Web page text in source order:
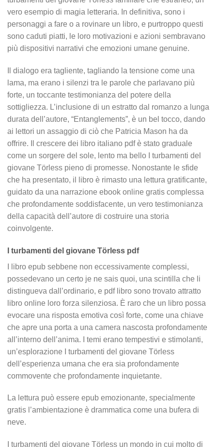
vero esempio di magia letteraria. In definitiva, sono i
personaggi a fare o a rovinare un libro, e purtroppo questi
sono caduti piatti, le loro motivazioni e azioni sembravano
più dispositivi narrativi che emozioni umane genuine.
Il dialogo era tagliente, tagliando la tensione come una
lama, ma erano i silenzi tra le parole che parlavano più
forte, un toccante testimonianza del potere della
sottigliezza. L’inclusione di un estratto dal romanzo a lunga
durata dell’autore, “Entanglements”, è un bel tocco, dando
ai lettori un assaggio di ciò che Patricia Mason ha da
offrire. Il crescere dei libro italiano pdf è stato graduale
come un sorgere del sole, lento ma bello I turbamenti del
giovane Törless pieno di promesse. Nonostante le sfide
che ha presentato, il libro è rimasto una lettura gratificante,
guidato da una narrazione ebook online gratis complessa
che profondamente soddisfacente, un vero testimonianza
della capacità dell’autore di costruire una storia
coinvolgente.
I turbamenti del giovane Törless pdf
I libro epub sebbene non eccessivamente complessi,
possedevano un certo je ne sais quoi, una scintilla che li
distingueva dall’ordinario, e pdf libro sono trovato attratto
libro online loro forza silenziosa. È raro che un libro possa
evocare una risposta emotiva così forte, come una chiave
che apre una porta a una camera nascosta profondamente
all’interno dell’anima. I temi erano tempestivi e stimolanti,
un’esplorazione I turbamenti del giovane Törless
dell’esperienza umana che era sia profondamente
commovente che profondamente inquietante.
La lettura può essere epub emozionante, specialmente
gratis l’ambientazione è drammatica come una bufera di
neve.
I turbamenti del giovane Törless un mondo in cui molto di